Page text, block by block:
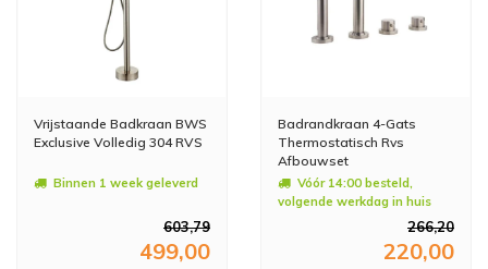
Vrijstaande Badkraan BWS
Exclusive Volledig 304 RVS
Binnen 1 week geleverd
603,79
499,00
Badrandkraan 4-Gats
Thermostatisch Rvs
Afbouwset
Vóór 14:00 besteld,
volgende werkdag in huis
266,20
220,00